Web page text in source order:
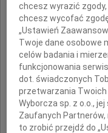
chcesz wyrazić
chcesz wycofać
„Ustawień
Twoje dane osobowe
celów badania i
funkcjonowania
dot. świadczonych
przetwarzania
Wyborcza sp. z o.o., jej
Zaufanych
to zrobić przejdź do